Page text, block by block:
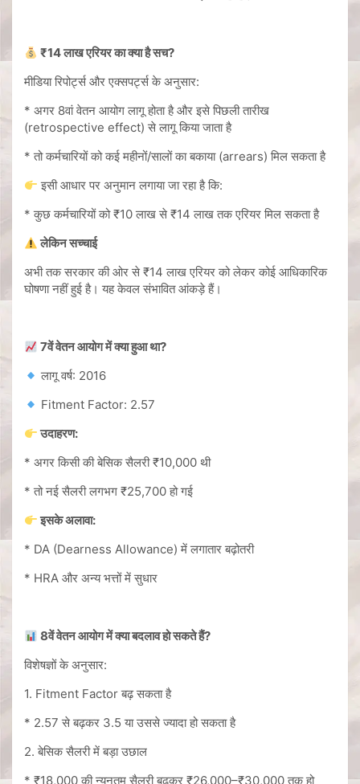
₹14 लाख एरियर का क्या है सच?
मीडिया रिपोर्ट्स और एक्सपर्ट्स के अनुसार:
* अगर 8वां वेतन आयोग लागू होता है और इसे पिछली तारीख
(retrospective effect) से लागू किया जाता है
* तो कर्मचारियों को कई महीनों/सालों का बकाया (arrears) मिल सकता है
इसी आधार पर अनुमान लगाया जा रहा है कि:
* कुछ कर्मचारियों को ₹10 लाख से ₹14 लाख तक एरियर मिल सकता है
लेकिन सच्चाई
अभी तक सरकार की ओर से ₹14 लाख एरियर को लेकर कोई आधिकारिक
घोषणा नहीं हुई है। यह केवल संभावित आंकड़े हैं।
7वें वेतन आयोग में क्या हुआ था?
लागू वर्ष: 2016
Fitment Factor: 2.57
उदाहरण:
* अगर किसी की बेसिक सैलरी ₹10,000 थी
* तो नई सैलरी लगभग ₹25,700 हो गई
इसके अलावा:
* DA (Dearness Allowance) में लगातार बढ़ोतरी
* HRA और अन्य भत्तों में सुधार
8वें वेतन आयोग में क्या बदलाव हो सकते हैं?
विशेषज्ञों के अनुसार:
1. Fitment Factor बढ़ सकता है
* 2.57 से बढ़कर 3.5 या उससे ज्यादा हो सकता है
2. बेसिक सैलरी में बड़ा उछाल
* ₹18,000 की न्यूनतम सैलरी बढ़कर ₹26,000–₹30,000 तक हो